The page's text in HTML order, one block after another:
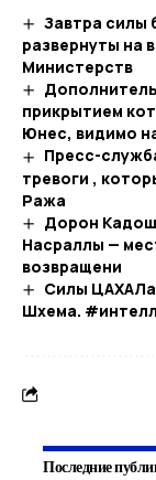
Завтра силы
развернуты на
Министерств
прикрытием
Юнес, видимо
Пресс-
тревоги ,
Ража
Дорон
Насраллы —
возвращени
Силы ЦАХАЛа
Шхема.
Последние